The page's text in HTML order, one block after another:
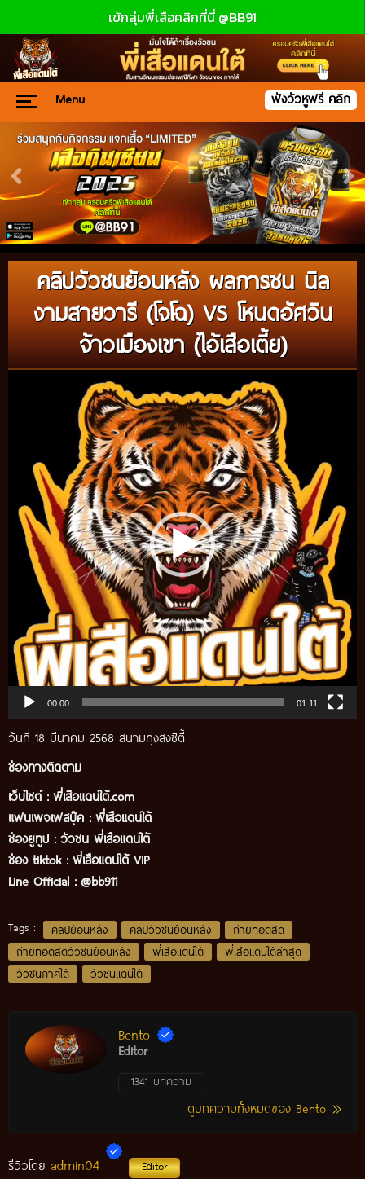
เข้กลุ่มพี่เสือคลิกที่นี่ @BB91
Menu ฟังวัวหูฟรี คลิก
คลิปวัวชนย้อนหลัง ผลการชน นิล
งามสายวารี (โจโฉ) VS โหนดอัศวิน
จ้าวเมืองเขา (ไอ้เสือเตี้ย)
00:00 01:11
วันที่ 18 มีนาคม 2568 สนามทุ่งสงซิตี้
ช่องทางติดตาม
เว็บไซต์ : พี่เสือแดนใต้.com
แฟนเพจเฟสบุ๊ค : พี่เสือแดนใต้
ช่องยูทูป : วัวชน พี่เสือแดนใต้
ช่อง tiktok : พี่เสือแดนใต้ VIP
Line Official : @bb911
Tags : คลิปย้อนหลัง คลิปวัวชนย้อนหลัง
ถ่ายทอดสด
ถ่ายทอดสดวัวชนย้อนหลัง
พี่เสือแดนใต้
พี่เสือแดนใต้ล่าสุด
วัวชนภาคใต้
วัวชนแดนใต้
Bento
Editor
1341 บทความ
ดูบทความทั้งหมดของ Bento
รีวิวโดย admin04 Editor